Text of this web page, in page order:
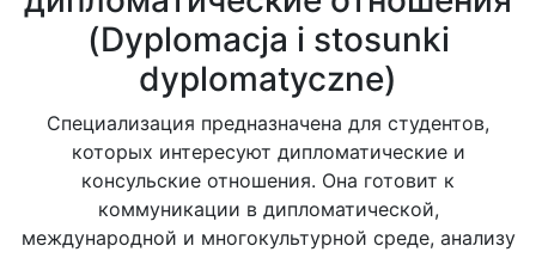
(Dyplomacja i stosunki
dyplomatyczne)
Специализация предназначена для студентов,
которых интересуют дипломатические и
консульские отношения. Она готовит к
коммуникации в дипломатической,
международной и многокультурной среде, анализу